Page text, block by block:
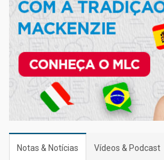
Notas & Notícias Vídeos & Podcast